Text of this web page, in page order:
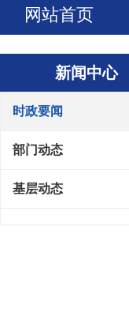
网站首页
新闻中心
时政要闻
部门动态
基层动态